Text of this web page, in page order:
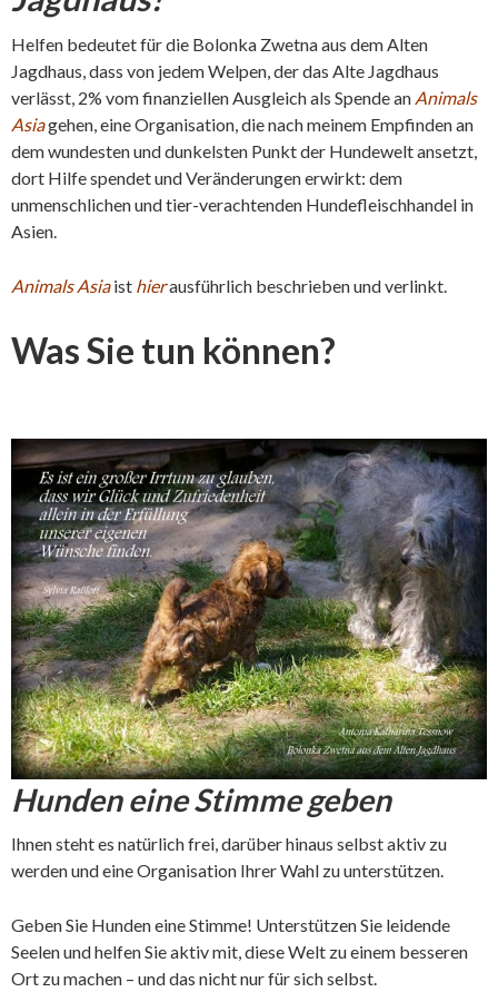
Helfen bedeutet für die Bolonka Zwetna aus dem Alten
Jagdhaus, dass von jedem Welpen, der das Alte Jagdhaus
verlässt, 2% vom finanziellen Ausgleich als Spende an Animals
Asiagehen, eine Organisation, die nach meinem Empfinden an
dem wundesten und dunkelsten Punkt der Hundewelt ansetzt,
dort Hilfe spendet und Veränderungen erwirkt: dem
unmenschlichen und tier-verachtenden Hundefleischhandel in
Asien.
Animals Asiaist hierausführlich beschrieben und verlinkt.
Was Sie tun können?
Hunden eine Stimme geben
Ihnen steht es natürlich frei, darüber hinaus selbst aktiv zu
werden und eine Organisation Ihrer Wahl zu unterstützen.
Geben Sie Hunden eine Stimme! Unterstützen Sie leidende
Seelen und helfen Sie aktiv mit, diese Welt zu einem besseren
Ort zu machen – und das nicht nur für sich selbst.